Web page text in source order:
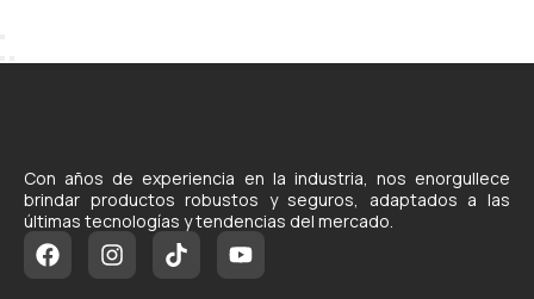
Con años de experiencia en la industria, nos enorgullece
brindar productos robustos y seguros, adaptados a las
últimas tecnologías y tendencias del mercado.